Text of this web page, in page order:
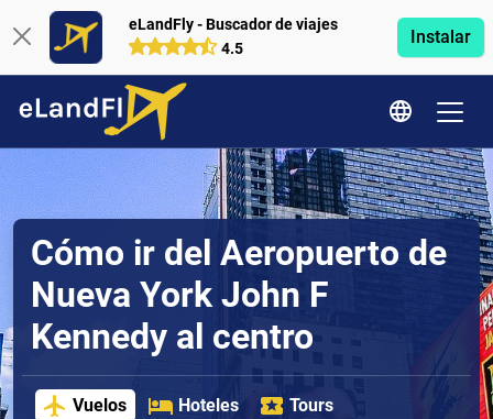
eLandFly - Buscador de viajes
4.5
Instalar
Cómo ir del Aeropuerto de
Nueva York John F
Kennedy al centro
Vuelos Hoteles Tours